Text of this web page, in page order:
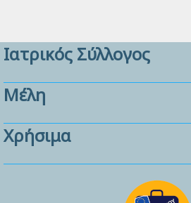
Ιατρικός Σύλλογος
Μέλη
Χρήσιμα